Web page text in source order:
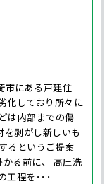
市にある戸建住
化しており所々に
は内部までの傷
剥がし新しいも
るというご提案
る前に、 高圧洗
工程を･･･